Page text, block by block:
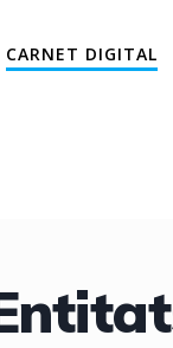
CARNET DIGITAL